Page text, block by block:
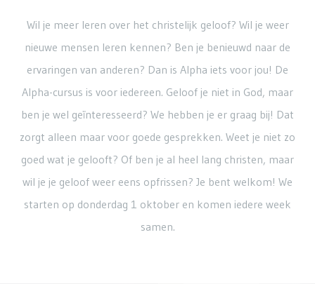
Wil je meer leren over het christelijk geloof? Wil je weer
nieuwe mensen leren kennen? Ben je benieuwd naar de
ervaringen van anderen? Dan is Alpha iets voor jou! De
Alpha-cursus is voor iedereen. Geloof je niet in God, maar
ben je wel geïnteresseerd? We hebben je er graag bij! Dat
zorgt alleen maar voor goede gesprekken. Weet je niet zo
goed wat je gelooft? Of ben je al heel lang christen, maar
wil je je geloof weer eens opfrissen? Je bent welkom! We
starten op donderdag 1 oktober en komen iedere week
samen.